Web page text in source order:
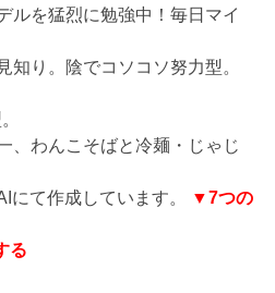
ルを猛烈に勉強中！毎日マイ
知り。陰でコソコソ努力型。
、わんこそばと冷麺・じゃじ
て作成しています。
▼7つの
る